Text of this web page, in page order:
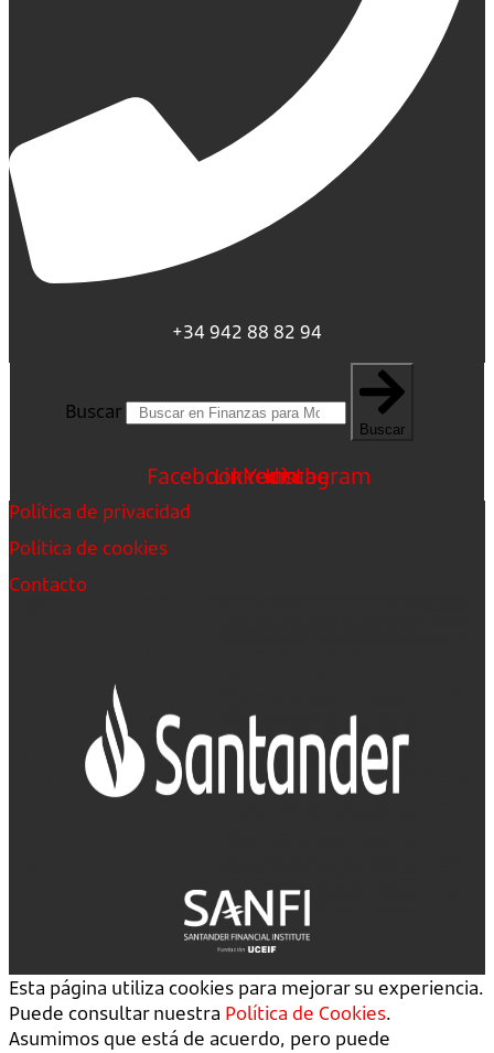
+34 942 88 82 94
Buscar
Buscar
FacebookLinkedin
Youtube
Instagram
Política de privacidad
Política de cookies
Contacto
Esta página utiliza cookies para mejorar su experiencia.
Puede consultar nuestra Política de Cookies.
Asumimos que está de acuerdo, pero puede